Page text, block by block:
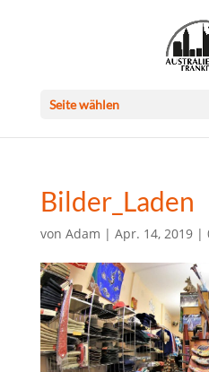
Seite wählen
Bilder_Laden
von Adam | Apr. 14, 2019|